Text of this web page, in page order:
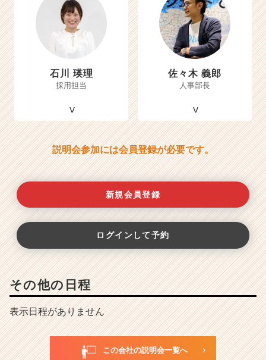
石川 瑛理
採用担当
佐々木 義郎
人事部長
説明会参加には会員登録が必要です。
新規会員登録
ログインして予約
その他の日程
表示日程がありません
この会社の説明会一覧へ